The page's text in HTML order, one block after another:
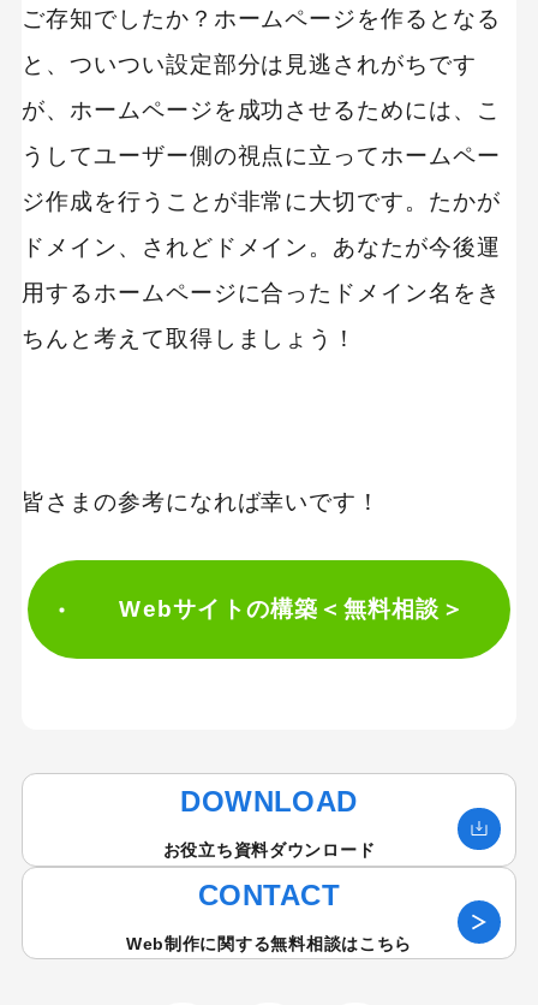
ご存知でしたか？ホームページを作るとなる
と、ついつい設定部分は見逃されがちです
が、ホームページを成功させるためには、こ
うしてユーザー側の視点に立ってホームペー
ジ作成を行うことが非常に大切です。たかが
ドメイン、されどドメイン。あなたが今後運
用するホームページに合ったドメイン名をき
ちんと考えて取得しましょう！
皆さまの参考になれば幸いです！
Webサイトの構築＜無料相談＞
DOWNLOAD
お役立ち資料ダウンロード
CONTACT
Web制作に関する無料相談はこちら